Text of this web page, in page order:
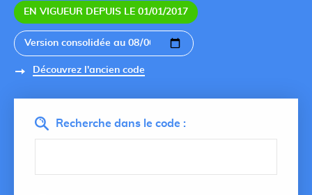
EN VIGUEUR DEPUIS LE 01/01/2017
Découvrez l'ancien code
Recherche dans le code :